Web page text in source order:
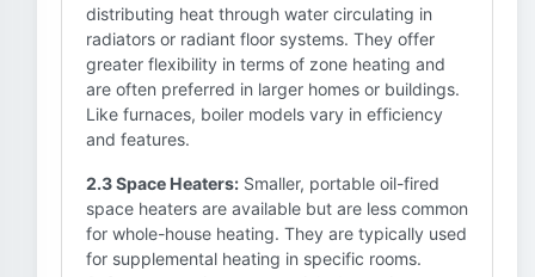
distributing heat through water circulating in
radiators or radiant floor systems. They offer
greater flexibility in terms of zone heating and
are often preferred in larger homes or buildings.
Like furnaces, boiler models vary in efficiency
and features.
2.3 Space Heaters: Smaller, portable oil-fired
space heaters are available but are less common
for whole-house heating. They are typically used
for supplemental heating in specific rooms.